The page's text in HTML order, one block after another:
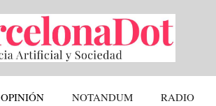
OPINIÓN NOTANDUM RADIO